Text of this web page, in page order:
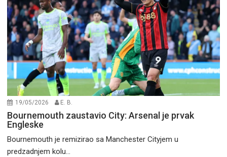
19/05/2026 E. B.
Bournemouth zaustavio City: Arsenal je prvak
Engleske
Bournemouth je remizirao sa Manchester Cityjem u
predzadnjem kolu...